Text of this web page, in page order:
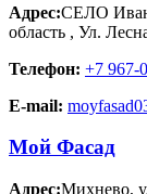
Адрес:СЕЛО
область , Ул.
Телефон: +7 967-
E-mail:
Мой Фасад
Адрес:Михнево,